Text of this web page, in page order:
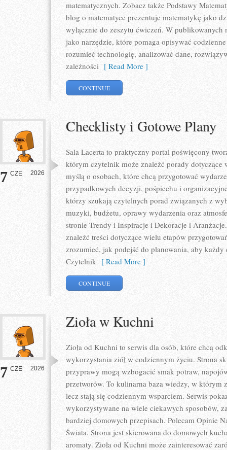
matematycznych. Zobacz także Podstawy
blog o matematyce prezentuje matematykę jako
wyłącznie do zeszytu ćwiczeń. W publikowanych
jako narzędzie, które pomaga opisywać
rozumieć technologię, analizować dane,
zależności [ Read More ]
CONTINUE
7 CZE 2026
Checklisty i Gotowe Plany
Sala Lacerta to praktyczny portal poświęcony
którym czytelnik może znaleźć porady dotyczące
myślą o osobach, które chcą przygotować
przypadkowych decyzji, pośpiechu i
którzy szukają czytelnych porad związanych z
muzyki, budżetu, oprawy wydarzenia oraz
stronie Trendy i Inspiracje i Dekoracje i
znaleźć treści dotyczące wielu etapów
zrozumieć, jak podejść do planowania, aby każdy
Czytelnik [ Read More ]
CONTINUE
7 CZE 2026
Zioła w Kuchni
Zioła od Kuchni to serwis dla osób, które chcą
wykorzystania ziół w codziennym życiu. Strona
przyprawy mogą wzbogacić smak potraw,
przetworów. To kulinarna baza wiedzy, w którym
lecz stają się codziennym wsparciem. Serwis
wykorzystywane na wiele ciekawych sposobów,
bardziej domowych przepisach. Polecam Opinie
Świata. Strona jest skierowana do domowych
aromaty. Zioła od Kuchni może zainteresować